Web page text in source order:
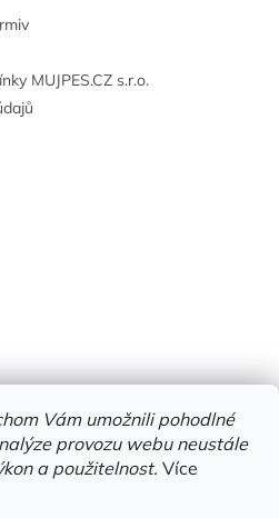
Vám umožnili pohodlné
provozu webu neustále
a použitelnost. Více
MUJPES.CZ s.r.o.